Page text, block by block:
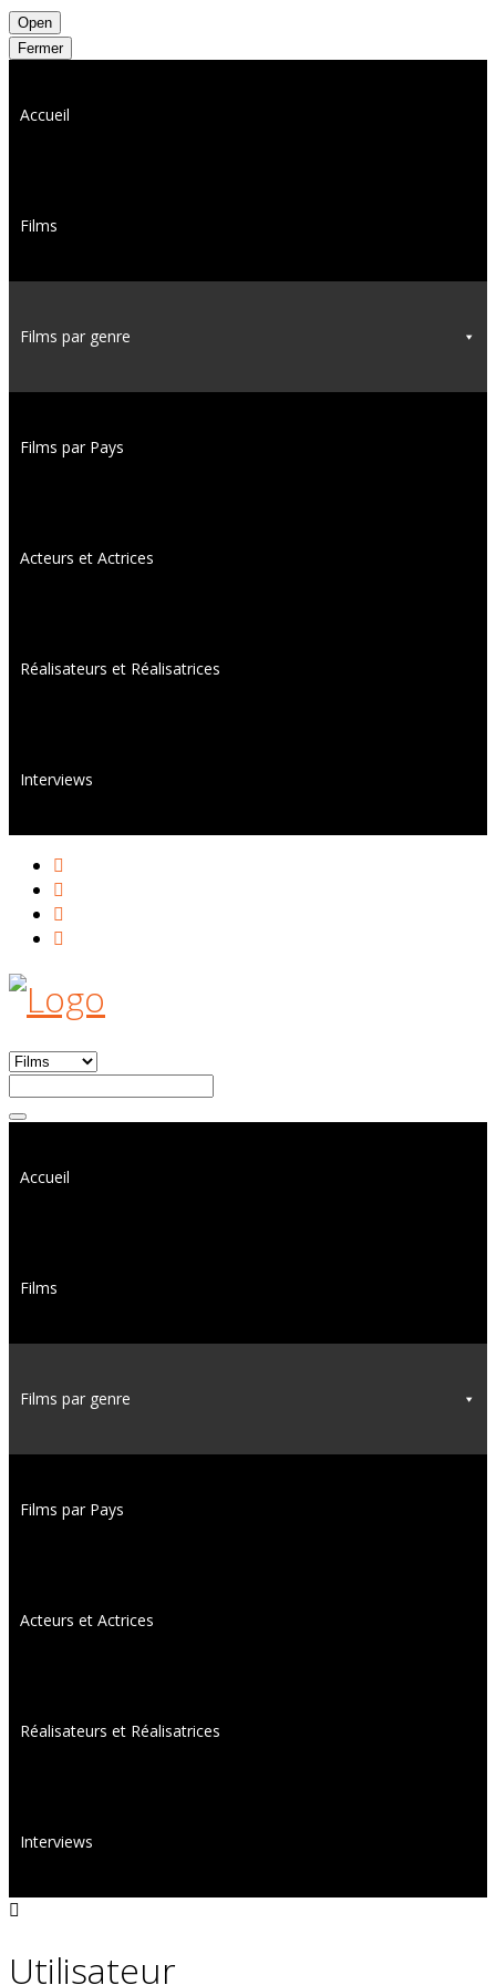
Open
Fermer
Accueil
Films
Films par genre
Films par Pays
Acteurs et Actrices
Réalisateurs et Réalisatrices
Interviews
Accueil
Films
Films par genre
Films par Pays
Acteurs et Actrices
Réalisateurs et Réalisatrices
Interviews
Utilisateur